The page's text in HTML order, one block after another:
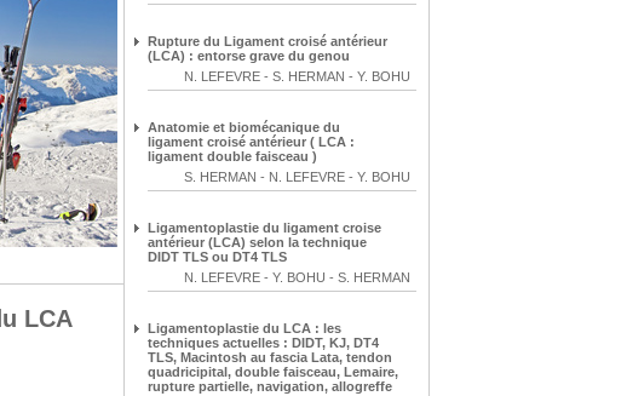
LCA
Rupture du Ligament croisé antérieur
(LCA) : entorse grave du genou
N. LEFEVRE - S. HERMAN - Y. BOHU
Anatomie et biomécanique du
ligament croisé antérieur ( LCA :
ligament double faisceau )
S. HERMAN - N. LEFEVRE - Y. BOHU
Ligamentoplastie du ligament croise
antérieur (LCA) selon la technique
DIDT TLS ou DT4 TLS
N. LEFEVRE - Y. BOHU - S. HERMAN
Ligamentoplastie du LCA : les
techniques actuelles : DIDT, KJ, DT4
TLS, Macintosh au fascia Lata, tendon
quadricipital, double faisceau, Lemaire,
rupture partielle, navigation, allogreffe